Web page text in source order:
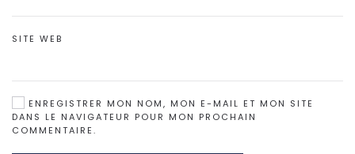
SITE WEB
ENREGISTRER MON NOM, MON E-MAIL ET MON SITE
DANS LE NAVIGATEUR POUR MON PROCHAIN
COMMENTAIRE.